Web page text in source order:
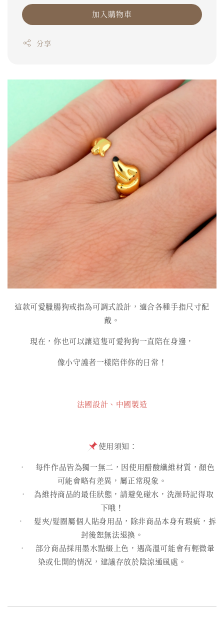
加入購物車
分享
這款可愛臘腸狗戒指為可調式設計，適合各種手指尺寸配
戴。
現在，你也可以讓這隻可愛狗狗一直陪在身邊，
像小守護者一樣陪伴你的日常！
法國設計、中國製造
使用須知：
• 每件作品皆為獨一無二，因使用醋酸纖維材質，顏色
可能會略有差異，屬正常現象。
• 為維持商品的最佳狀態，請避免碰水，洗澡時記得取
下哦！
• 髮夾/髮圈屬個人貼身用品，除非商品本身有瑕疵，拆
封後恕無法退換。
• 部分商品採用墨水點綴上色，遇高溫可能會有輕微暈
染或化開的情況，建議存放於陰涼通風處。